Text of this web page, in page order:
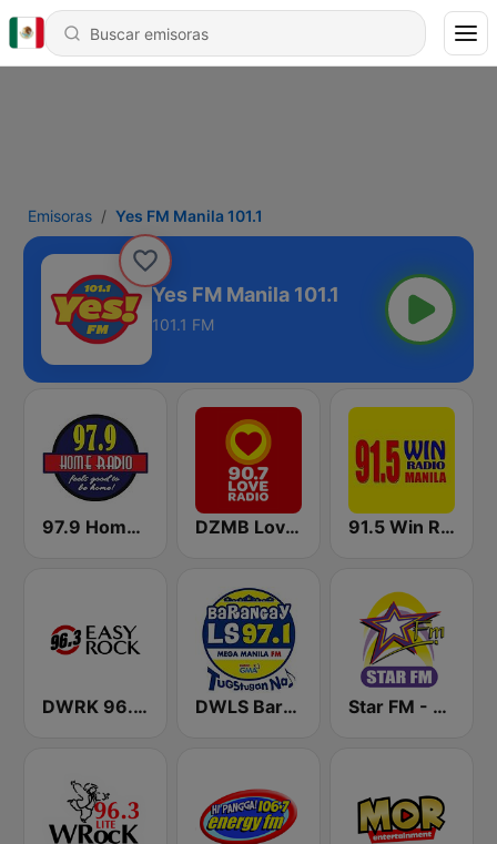
Emisoras Yes FM Manila 101.1
Yes FM Manila 101.1
101.1 FM
97.9 Home Radio DZMB Love Radio 90.7 FM 91.5 Win Radio Manila
DWRK 96.3 Easy Rock Manila DWLS Barangay LS 97.1 FM Star FM - Manila